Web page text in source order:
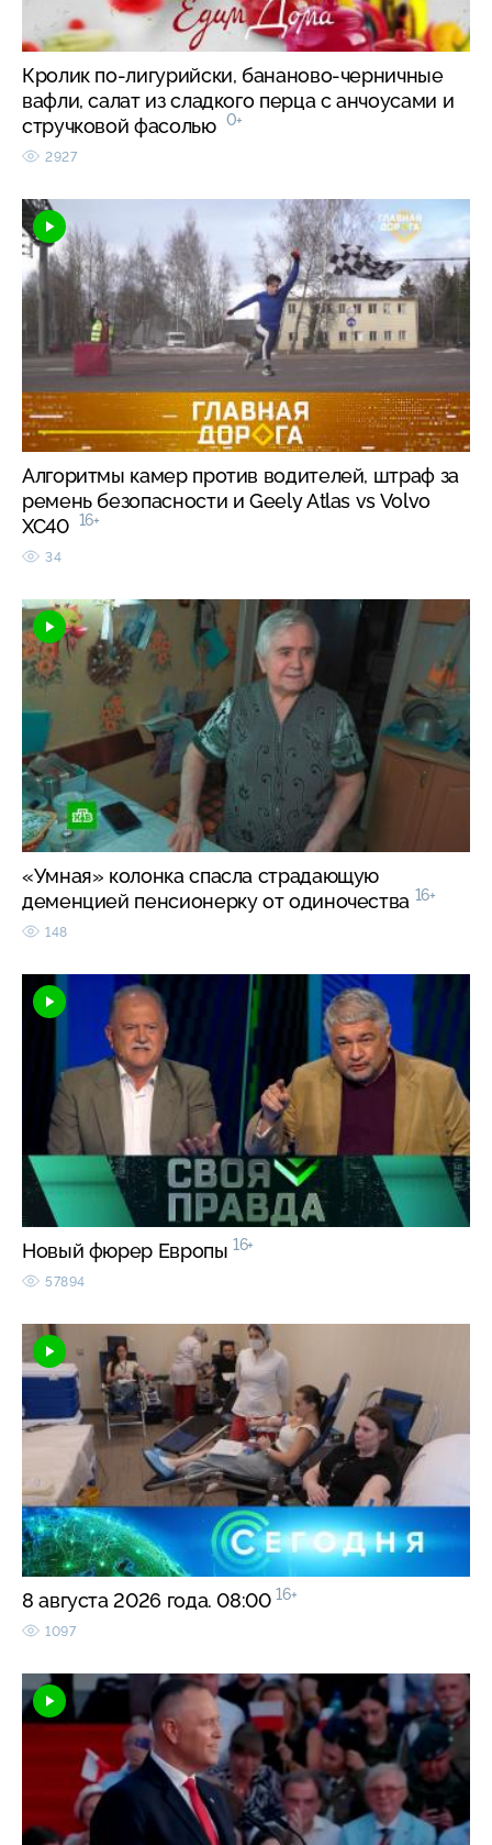
Кролик по-лигурийски, бананово-черничные
вафли, салат из сладкого перца с анчоусами и
стручковой фасолью 0+
2927
Алгоритмы камер против водителей, штраф за
ремень безопасности и Geely Atlas vs Volvo
XC40 16+
34
«Умная» колонка спасла страдающую
деменцией пенсионерку от одиночества 16+
148
Новый фюрер Европы 16+
57894
8 августа 2026 года. 08:00 16+
1097